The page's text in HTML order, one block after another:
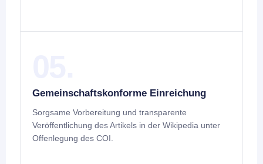
Gemeinschaftskonforme Einreichung
Sorgsame Vorbereitung und transparente
Veröffentlichung des Artikels in der Wikipedia unter
Offenlegung des COI.